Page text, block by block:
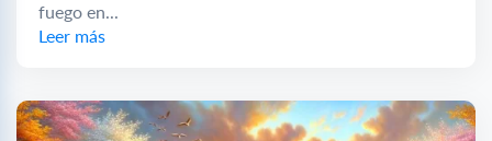
fuego en...
Leer más